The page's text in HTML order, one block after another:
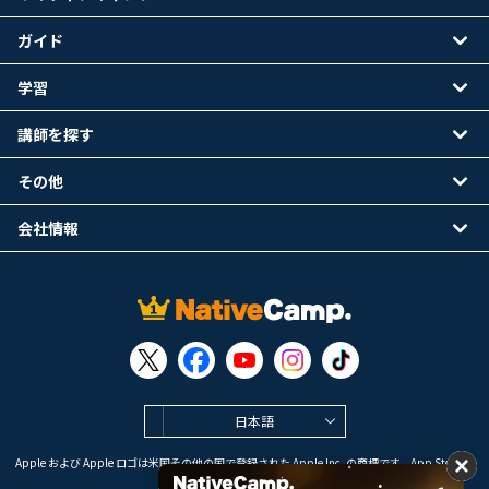
日本語
Apple および Apple ロゴは米国その他の国で登録された Apple Inc. の商標です。App Store は
Apple Inc. のサービスマークです。
ガイド
学習
講師を探す
その他
会社情報